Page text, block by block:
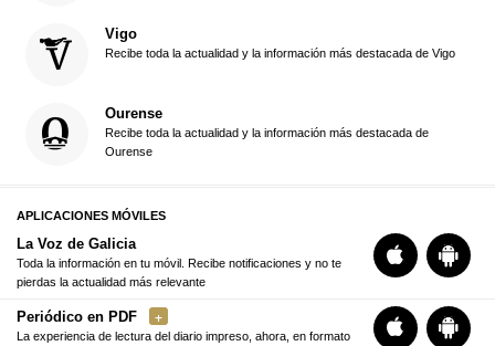
Vigo
Recibe toda la actualidad y la información más destacada de Vigo
Ourense
Recibe toda la actualidad y la información más destacada de
Ourense
APLICACIONES MÓVILES
La Voz de Galicia
Toda la información en tu móvil. Recibe notificaciones y no te
pierdas la actualidad más relevante
Periódico en PDF
La experiencia de lectura del diario impreso, ahora, en formato